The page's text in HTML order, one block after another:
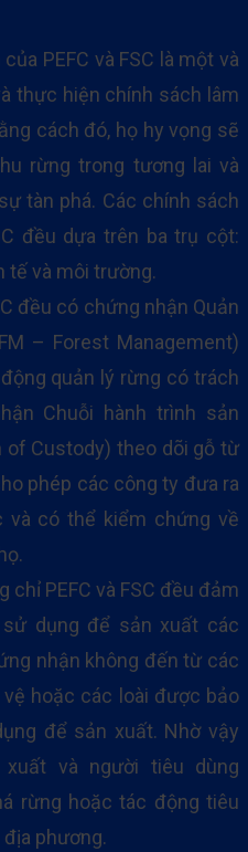
PEFC và FSC là một và
thực hiện chính sách lâm
cách đó, họ hy vọng sẽ
rừng trong tương lai và
tàn phá. Các chính sách
đều dựa trên ba trụ cột:
tế và môi trường.
đều có chứng nhận Quản
– Forest Management)
quản lý rừng có trách
Chuỗi hành trình sản
of Custody) theo dõi gỗ từ
phép các công ty đưa ra
và có thể kiểm chứng về
chỉ PEFC và FSC đều đảm
dụng để sản xuất các
nhận không đến từ các
hoặc các loài được bảo
để sản xuất. Nhờ vậy
và người tiêu dùng
rừng hoặc tác động tiêu
phương.